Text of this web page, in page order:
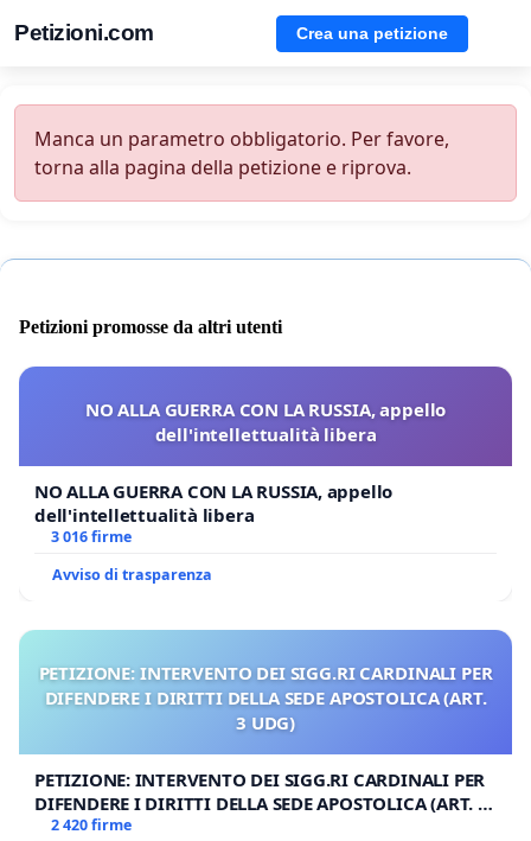
Petizioni.com Crea una petizione
Manca un parametro obbligatorio. Per favore,
torna alla pagina della petizione e riprova.
Petizioni promosse da altri utenti
NO ALLA GUERRA CON LA RUSSIA, appello
dell'intellettualità libera
NO ALLA GUERRA CON LA RUSSIA, appello
dell'intellettualità libera
3 016 firme
Avviso di trasparenza
PETIZIONE: INTERVENTO DEI SIGG.RI CARDINALI PER
DIFENDERE I DIRITTI DELLA SEDE APOSTOLICA (ART.
3 UDG)
PETIZIONE: INTERVENTO DEI SIGG.RI CARDINALI PER
DIFENDERE I DIRITTI DELLA SEDE APOSTOLICA (ART. 3
UDG)
2 420 firme